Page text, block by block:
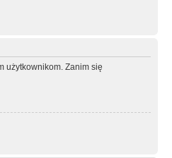
użytkownikom. Zanim się